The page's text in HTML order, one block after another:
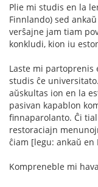
Plie mi studis en la
Finnlando) sed
verŝajne jam tiam
konkludi, kion iu
Laste mi partoprenis
studis ĉe
aŭskultas ion en la
pasivan kapablon
finnaparolanto. Ĉi
restoraciajn
ĉiam [legu: ankaŭ
Kompreneble mi